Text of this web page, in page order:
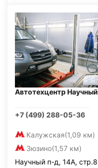
Автотехцентр Научный
+7 (499) 288-05-36
Калужская(1,09 км)
Зюзино(1,57 км)
Научный п-д, 14А, стр.8